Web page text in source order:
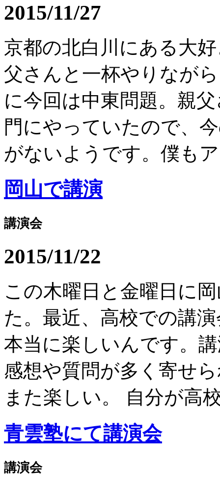
2015/11/27
京都の北白川にある大
父さんと一杯やりなが
に今回は中東問題。親
門にやっていたので、
がないようです。僕も
岡山で講演
講演会
2015/11/22
この木曜日と金曜日に
た。最近、高校での講
本当に楽しいんです。
感想や質問が多く寄せ
また楽しい。 自分が高
青雲塾にて講演会
講演会